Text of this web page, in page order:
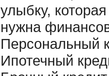
улыбку,
нужна
Персональный
Ипотечный